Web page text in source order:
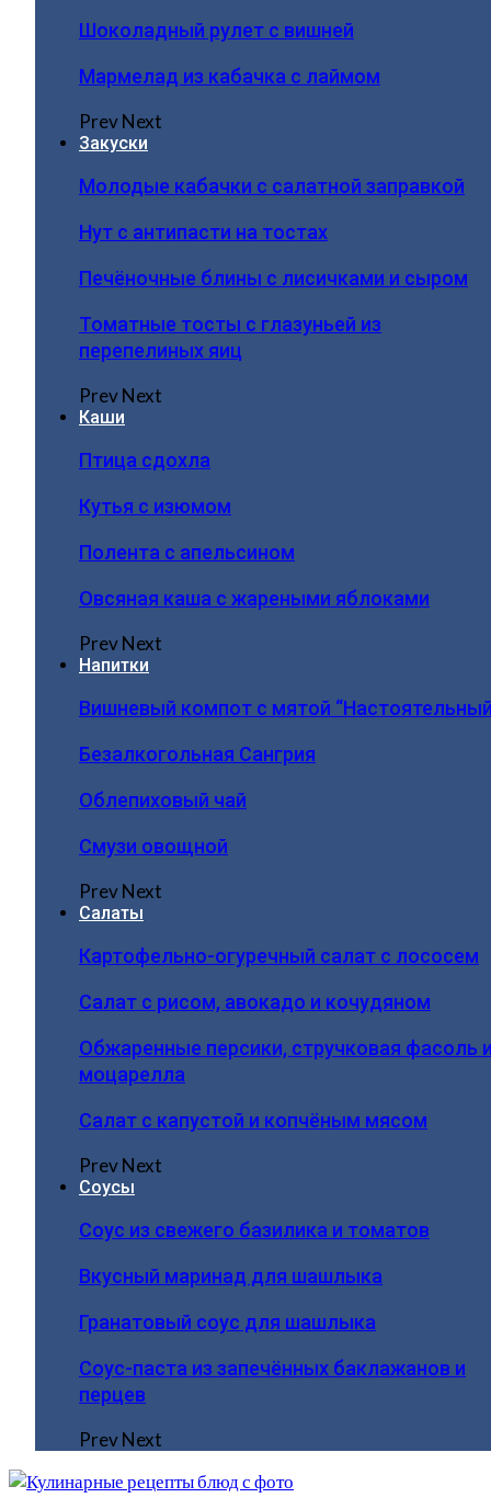
Шоколадный рулет с вишней
Мармелад из кабачка с лаймом
PrevNext
Закуски
Молодые кабачки с салатной заправкой
Нут с антипасти на тостах
Печёночные блины с лисичками и сыром
Томатные тосты с глазуньей из
перепелиных яиц
PrevNext
Каши
Птица сдохла
Кутья с изюмом
Полента с апельсином
Овсяная каша с жареными яблоками
PrevNext
Напитки
Вишневый компот с мятой
Безалкогольная Сангрия
Облепиховый чай
Смузи овощной
PrevNext
Салаты
Картофельно-огуречный салат с лососем
Салат с рисом, авокадо и кочудяном
Обжаренные персики, стручковая фасоль
моцарелла
Салат с капустой и копчёным мясом
PrevNext
Соусы
Соус из свежего базилика и томатов
Вкусный маринад для шашлыка
Гранатовый соус для шашлыка
Соус-паста из запечённых баклажанов и
перцев
PrevNext